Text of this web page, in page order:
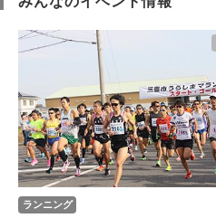
ランニング